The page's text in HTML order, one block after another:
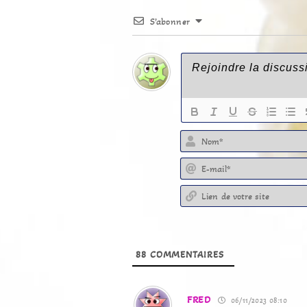
S’abonner
88 COMMENTAIRES
FRED 06/11/2023 08:10